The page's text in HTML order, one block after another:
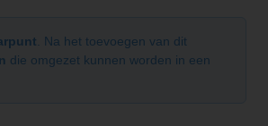
. Na het toevoegen van dit
die omgezet kunnen worden in een